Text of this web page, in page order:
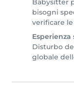
Babysitter
bisogni
verificare
Esperienza
Disturbo
globale